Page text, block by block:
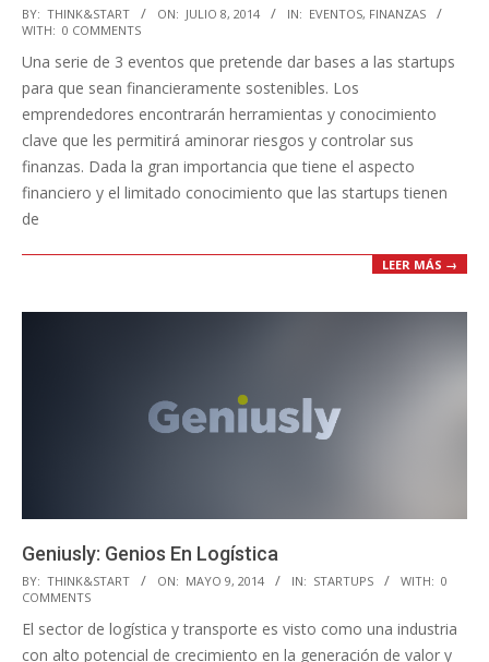
2014-
07-
08
BY: THINK&START ON: JULIO 8, 2014 IN: EVENTOS, FINANZAS
WITH: 0 COMMENTS
Una serie de 3 eventos que pretende dar bases a las startups
para que sean financieramente sostenibles. Los
emprendedores encontrarán herramientas y conocimiento
clave que les permitirá aminorar riesgos‏ y controlar sus
finanzas. Dada la gran importancia que tiene el aspecto
financiero y el limitado conocimiento que las startups tienen
de
LEER MÁS →
Geniusly: Genios En Logística
2014-
05-
09
BY: THINK&START ON: MAYO 9, 2014 IN: STARTUPS WITH: 0
COMMENTS
El sector de logística y transporte es visto como una industria
con alto potencial de crecimiento en la generación de valor y